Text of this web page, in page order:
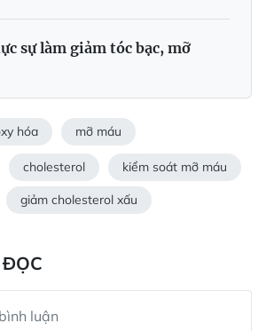
sự làm giảm tóc bạc, mỡ
hóa mỡ máu
cholesterol kiểm soát mỡ máu
giảm cholesterol xấu
ĐỌC